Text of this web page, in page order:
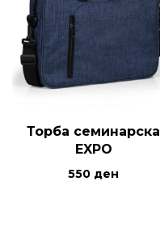
Торба семинарска
EXPO
550 ден